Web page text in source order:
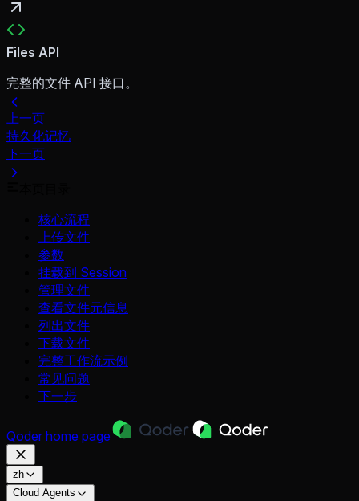
Files API
完整的文件 API 接口。
上一页
持久化记忆
下一页
核心流程
上传文件
参数
挂载到 Session
管理文件
查看文件元信息
列出文件
下载文件
完整工作流示例
常见问题
下一步
Qoder home page
zh
Cloud Agents